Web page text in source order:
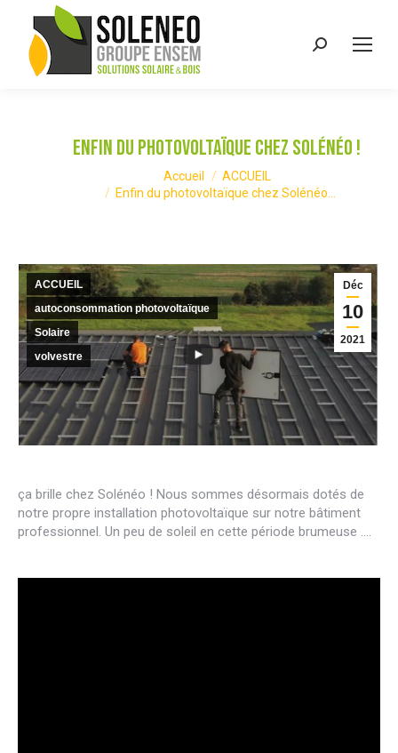
Recherche
Enfin du photovoltaïque chez Solénéo !
Accueil
ACCUEIL
Enfin du photovoltaïque chez Solénéo…
Déc
10
2021
ACCUEIL
autoconsommation photovoltaïque
Solaire
volvestre
ça brille chez Solénéo ! Nous sommes désormais dotés de
notre propre installation photovoltaïque sur notre bâtiment
professionnel. Un peu de soleil en cette période brumeuse ….